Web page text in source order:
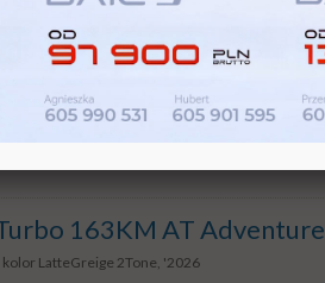
cena brutto
163KM AT Adventure
LatteGreige 2Tone, '2026